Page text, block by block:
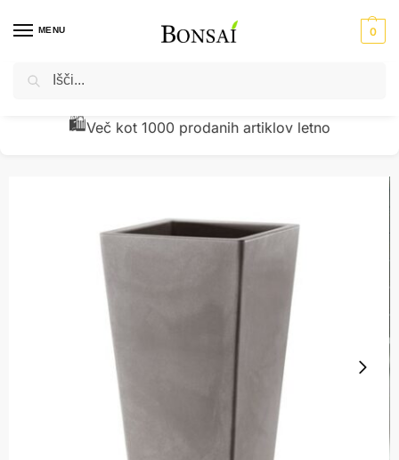
MENU 0
Domov / Okrasni lonci - cvetlična korita
🧾Preverjena kakovost z vračili pod 1 %